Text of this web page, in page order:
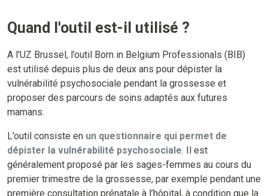
Quand l'outil est-il utilisé ?
A l’UZ Brussel, l’outil Born in Belgium Professionals (BIB)
est utilisé depuis plus de deux ans pour dépister la
vulnérabilité psychosociale pendant la grossesse et
proposer des parcours de soins adaptés aux futures
mamans.
L’outil consiste en un questionnaire qui permet de
dépister la vulnérabilité psychosociale. Il est
généralement proposé par les sages-femmes au cours du
premier trimestre de la grossesse, par exemple pendant une
première consultation prénatale à l’hôpital, à condition que la